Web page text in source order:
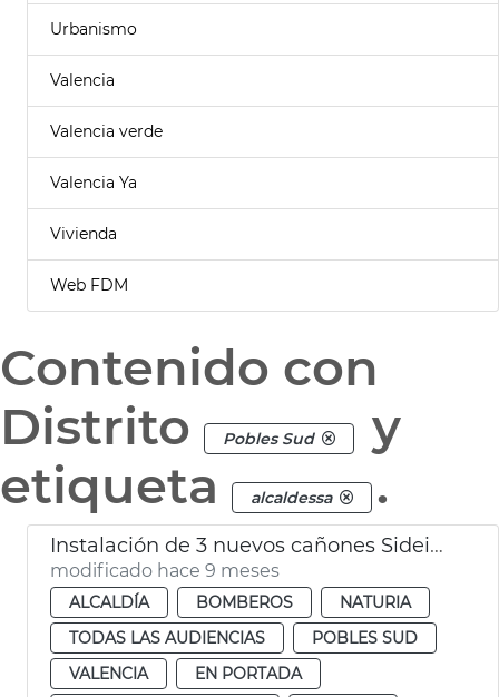
Urbanismo
Valencia
Valencia verde
Valencia Ya
Vivienda
Web FDM
Contenido con
Distrito
Pobles Sud
y
etiqueta
alcaldessa .
Instalación de 3 nuevos cañones Sideinfo en El Saler
modificado hace 9 meses
ALCALDÍA BOMBEROS
NATURIA
TODAS LAS AUDIENCIAS
POBLES SUD
VALENCIA
EN PORTADA